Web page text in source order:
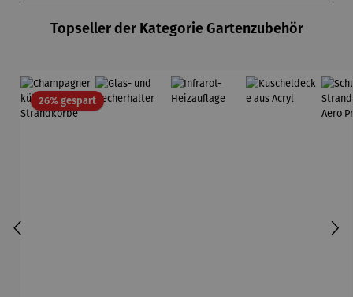
Topseller der Kategorie Gartenzubehör
26% gespartRabatt